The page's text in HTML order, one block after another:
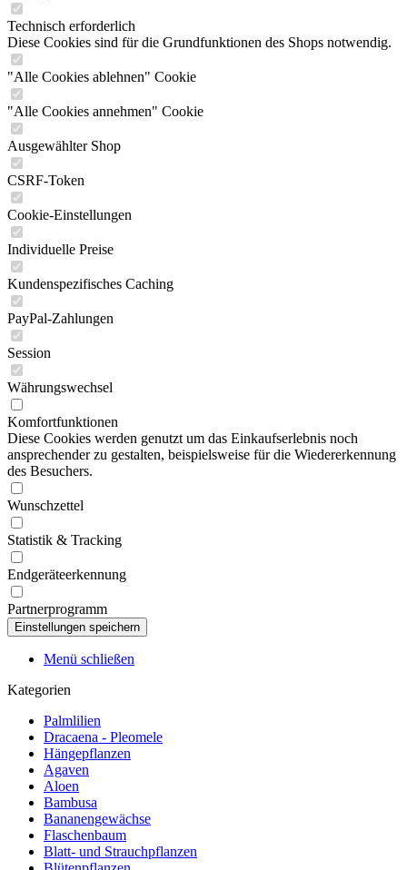
Technisch erforderlich
Diese Cookies sind für die Grundfunktionen des Shops notwendig.
"Alle Cookies ablehnen" Cookie
"Alle Cookies annehmen" Cookie
Ausgewählter Shop
CSRF-Token
Cookie-Einstellungen
Individuelle Preise
Kundenspezifisches Caching
PayPal-Zahlungen
Session
Währungswechsel
Komfortfunktionen
Diese Cookies werden genutzt um das Einkaufserlebnis noch
ansprechender zu gestalten, beispielsweise für die Wiedererkennung
des Besuchers.
Wunschzettel
Statistik & Tracking
Endgeräteerkennung
Partnerprogramm
Menü schließen
Kategorien
Palmlilien
Dracaena - Pleomele
Hängepflanzen
Agaven
Aloen
Bambusa
Bananengewächse
Flaschenbaum
Blatt- und Strauchpflanzen